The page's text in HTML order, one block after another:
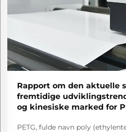
Rapport om den aktuelle
fremtidige
og kinesiske marked for
PETG, fulde navn poly